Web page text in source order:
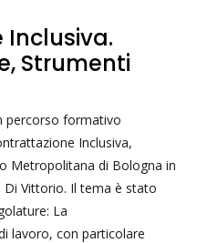
Inclusiva.
Strumenti
percorso formativo
Inclusiva,
Metropolitana di Bologna in
Vittorio. Il tema è stato
La
lavoro, con particolare